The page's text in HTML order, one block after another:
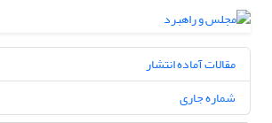
مقالات آماده انتشار
شماره جاری